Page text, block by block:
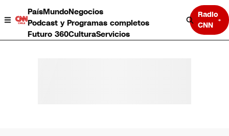
PaísMundoNegocios
Podcast y Programas completos
Futuro 360CulturaServicios
Radio
CNN